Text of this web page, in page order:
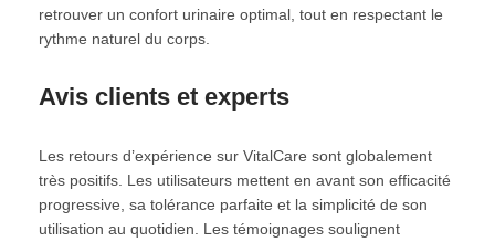
retrouver un confort urinaire optimal, tout en respectant le
rythme naturel du corps.
Avis clients et experts
Les retours d’expérience sur VitalCare sont globalement
très positifs. Les utilisateurs mettent en avant son efficacité
progressive, sa tolérance parfaite et la simplicité de son
utilisation au quotidien. Les témoignages soulignent